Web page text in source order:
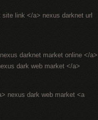
link </a> nexus darknet url
darknet market online </a>
dark web market </a>
nexus dark web market <a